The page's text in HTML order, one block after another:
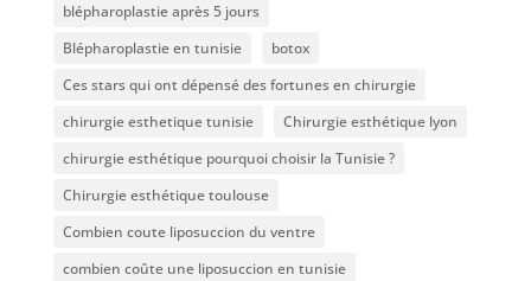
blépharoplastie après 5 jours
Blépharoplastie en tunisie
botox
Ces stars qui ont dépensé des fortunes en chirurgie
chirurgie esthetique tunisie
Chirurgie esthétique lyon
chirurgie esthétique pourquoi choisir la Tunisie ?
Chirurgie esthétique toulouse
Combien coute liposuccion du ventre​
combien coûte une liposuccion en tunisie